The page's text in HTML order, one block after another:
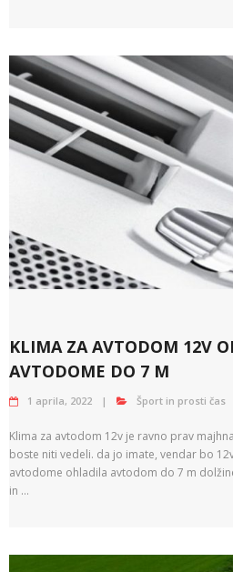
KLIMA ZA AVTODOM 12V
AVTODOME DO 7 M
1 aprila, 2022 Šport in prosti čas
Klima za avtodom 12v je ravno prav
boste niti vedeli. da jo imate, vendar bo
avtodome ohladila avtodom do 7 m
in …